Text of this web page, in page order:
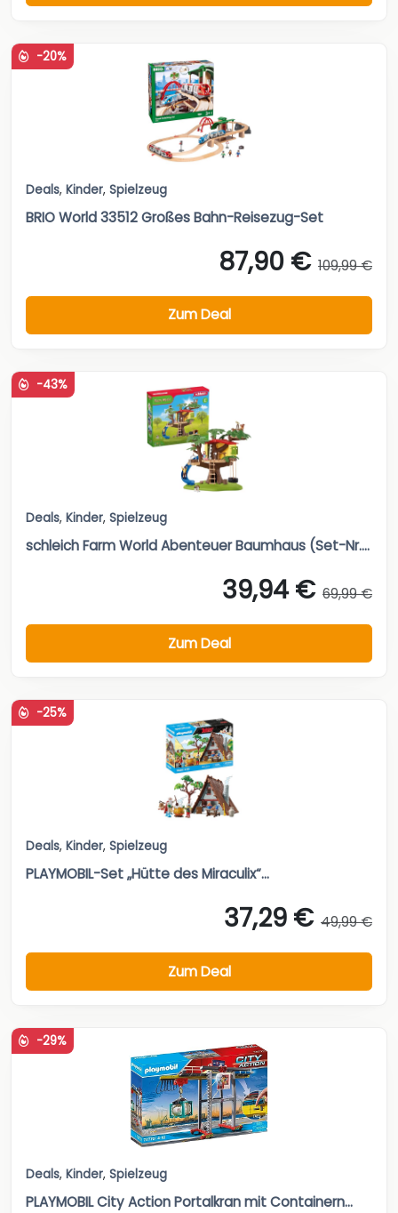
-20%
Deals, Kinder, Spielzeug
BRIO World 33512 Großes Bahn-Reisezug-Set
87,90 € 109,99 €
Zum Deal
-43%
Deals, Kinder, Spielzeug
schleich Farm World Abenteuer Baumhaus (Set-Nr....
39,94 € 69,99 €
Zum Deal
-25%
Deals, Kinder, Spielzeug
PLAYMOBIL-Set „Hütte des Miraculix“...
37,29 € 49,99 €
Zum Deal
-29%
Deals, Kinder, Spielzeug
PLAYMOBIL City Action Portalkran mit Containern...